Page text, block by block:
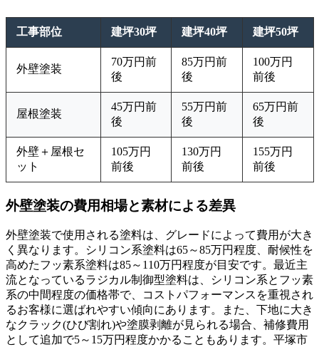
工事部位 建坪30坪 建坪40坪 建坪50坪
外壁塗装
70万円前
後
85万円前
後
100万円
前後
屋根塗装
45万円前
後
55万円前
後
65万円前
後
外壁＋屋根セ
ット
105万円
前後
130万円
前後
155万円
前後
外壁塗装の費用相場と素材による差異
外壁塗装で使用される塗料は、グレードによって費用が大き
く異なります。シリコン系塗料は65～85万円程度、耐候性を
高めたフッ素系塗料は85～110万円程度が目安です。最近主
流となっているラジカル制御型塗料は、シリコン系とフッ素
系の中間程度の価格帯で、コストパフォーマンスを重視され
るお客様に選ばれやすい傾向にあります。また、下地に大き
なクラック(ひび割れ)や塗膜剥離が見られる場合、補修費用
として追加で5～15万円程度かかることもあります。平塚市